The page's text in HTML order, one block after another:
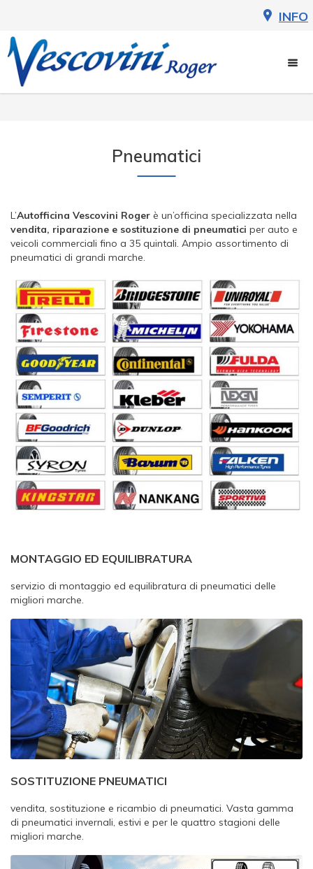
Pneumatici
L’Autofficina Vescovini Roger è un’officina specializzata nella
vendita, riparazione e sostituzione di pneumatici per auto e
veicoli commerciali fino a 35 quintali. Ampio assortimento di
pneumatici di grandi marche.
MONTAGGIO ED EQUILIBRATURA
servizio di montaggio ed equilibratura di pneumatici delle
migliori marche.
SOSTITUZIONE PNEUMATICI
vendita, sostituzione e ricambio di pneumatici. Vasta gamma
di pneumatici invernali, estivi e per le quattro stagioni delle
migliori marche.